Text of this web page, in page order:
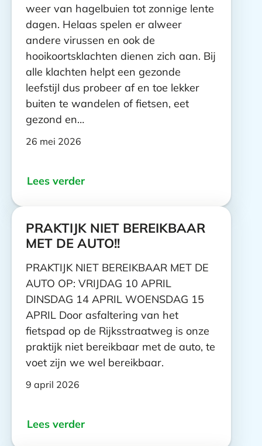
26 mei 2026
weer van hagelbuien tot zonnige lente
dagen. Helaas spelen er alweer
andere virussen en ook de
hooikoortsklachten dienen zich aan. Bij
alle klachten helpt een gezonde
leefstijl dus probeer af en toe lekker
buiten te wandelen of fietsen, eet
gezond en…
Lees verder
PRAKTIJK NIET BEREIKBAAR
MET DE AUTO!!
9 april 2026
PRAKTIJK NIET BEREIKBAAR MET DE
AUTO OP: VRIJDAG 10 APRIL
DINSDAG 14 APRIL WOENSDAG 15
APRIL Door asfaltering van het
fietspad op de Rijksstraatweg is onze
praktijk niet bereikbaar met de auto, te
voet zijn we wel bereikbaar.
Lees verder